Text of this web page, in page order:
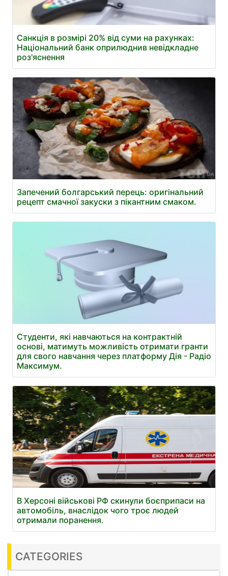
Санкція в розмірі 20% від суми на рахунках:
Національний банк оприлюднив невідкладне
роз'яснення
Запечений болгарський перець: оригінальний
рецепт смачної закуски з пікантним смаком.
Студенти, які навчаються на контрактній
основі, матимуть можливість отримати гранти
для свого навчання через платформу Дія - Радіо
Максимум.
В Херсоні військові РФ скинули боєприпаси на
автомобіль, внаслідок чого троє людей
отримали поранення.
CATEGORIES